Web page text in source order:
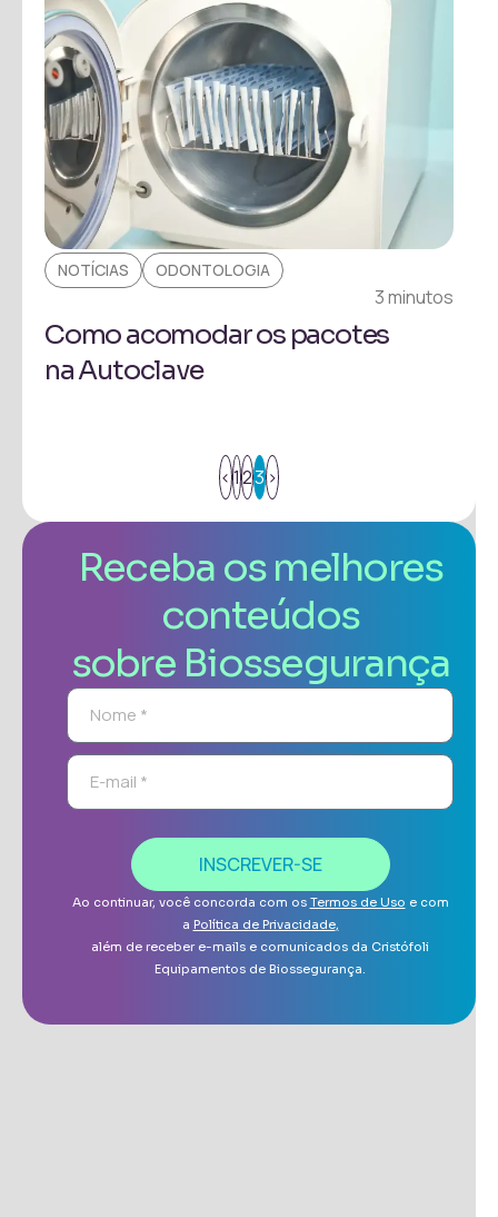
NOTÍCIAS ODONTOLOGIA
3 minutos
Como acomodar os pacotes
na Autoclave
<123>
Receba os melhores
conteúdos
sobre Biossegurança
INSCREVER-SE
Ao continuar, você concorda com os Termos de Uso e com
a Política de Privacidade,
além de receber e-mails e comunicados da Cristófoli
Equipamentos de Biossegurança.